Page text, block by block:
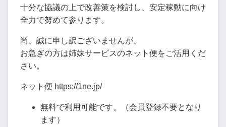
十分な協議の上で改善策を検討し、安定稼動に向け
全力で努めて参ります。
尚、誠に申し訳ございませんが、
お急ぎの方は姉妹サービスのネット便をご活用くだ
さい。
ネット便 https://1ne.jp/
無料で利用可能です。（会員登録不要となり
ます）